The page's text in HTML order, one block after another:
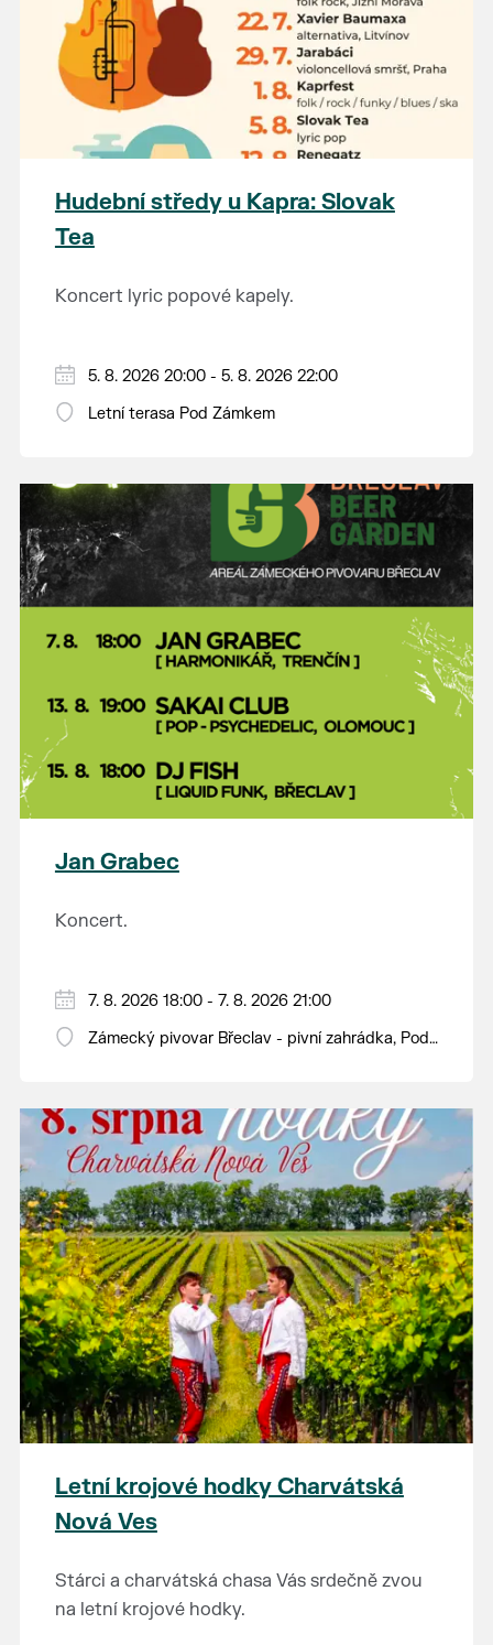
Hudební středy u Kapra: Slovak
Tea
Koncert lyric popové kapely.
5. 8. 2026 20:00 - 5. 8. 2026 22:00
Letní terasa Pod Zámkem
Jan Grabec
Koncert.
7. 8. 2026 18:00 - 7. 8. 2026 21:00
Zámecký pivovar Břeclav - pivní zahrádka, Pod
Letní krojové hodky Charvátská
Nová Ves
Stárci a charvátská chasa Vás srdečně zvou
na letní krojové hodky.